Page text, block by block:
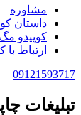
مشاوره
داستان
کوپیدو مگ
ارتباط با
09121593717
تبلیغات